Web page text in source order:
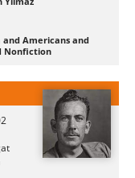
Americans and
Nonfiction